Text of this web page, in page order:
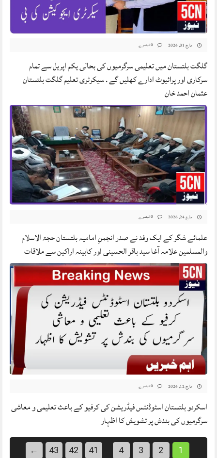
مارچ 31, 2026
گلگت بلتستان میں‌ تعلیمی سرگرمیوں کی بحالی یکم اپریل سے تمام
سرکاری اور پرائیوٹ ادارے کھلیں گے . سیکرٹری تعلیم گلگت بلتستان
عثمان احمد خان
مارچ 24, 2026
علمائے شگر کے ایک وفد نے صدر انجمنِ امامیہ بلتستان حجۃ الاسلام
والمسلمین علامہ آغا سید باقر الحسینی اور کابینہ اراکین سے ملاقات
مارچ 12, 2026
اسکردو بلتستان اسٹوڈنٹس فیڈریشن کی کرفیو کے باعث تعلیمی و معاشی
سرگرمیوں کی بندش پر تشویش کا اظہار
1
2
3
4
41
42
43
←